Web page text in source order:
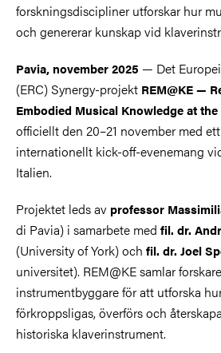
forskningsdiscipliner utforskar hur
och genererar kunskap vid
Pavia, november 2025 — Det
(ERC) Synergy-projekt REM@KE —
Embodied Musical Knowledge at
officiellt den 20–21 november med
internationellt kick-off-evenemang
Italien.
Projektet leds av professor
di Pavia) i samarbete med fil. dr.
(University of York) och fil. dr. Joel
universitet). REM@KE samlar
instrumentbyggare för att utforska
förkroppsligas, överförs och
historiska klaverinstrument.